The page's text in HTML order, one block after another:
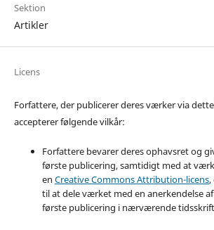
Sektion
Artikler
Licens
Forfattere, der publicerer deres værker via
accepterer følgende vilkår:
Forfattere bevarer deres ophavsret og
første publicering, samtidigt med at
en Creative Commons Attribution-licens,
til at dele værket med en anerkendelse
første publicering i nærværende